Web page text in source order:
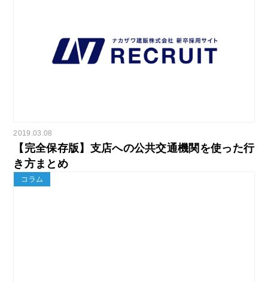
2019.03.08
【完全保存版】支店への公共交通機関を使った行
き方まとめ
コラム